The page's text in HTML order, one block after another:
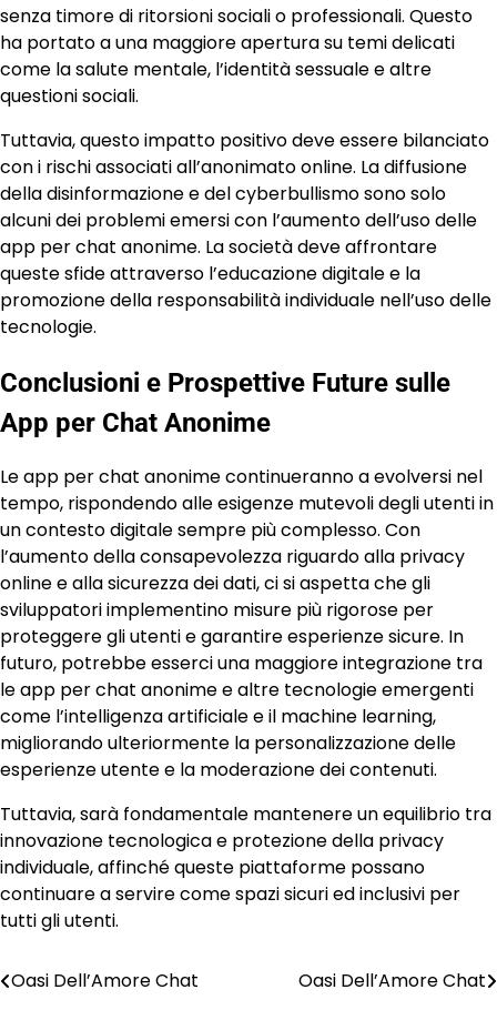
senza timore di ritorsioni sociali o professionali. Questo
ha portato a una maggiore apertura su temi delicati
come la salute mentale, l’identità sessuale e altre
questioni sociali.
Tuttavia, questo impatto positivo deve essere bilanciato
con i rischi associati all’anonimato online. La diffusione
della disinformazione e del cyberbullismo sono solo
alcuni dei problemi emersi con l’aumento dell’uso delle
app per chat anonime. La società deve affrontare
queste sfide attraverso l’educazione digitale e la
promozione della responsabilità individuale nell’uso delle
tecnologie.
Conclusioni e Prospettive Future sulle
App per Chat Anonime
Le app per chat anonime continueranno a evolversi nel
tempo, rispondendo alle esigenze mutevoli degli utenti in
un contesto digitale sempre più complesso. Con
l’aumento della consapevolezza riguardo alla privacy
online e alla sicurezza dei dati, ci si aspetta che gli
sviluppatori implementino misure più rigorose per
proteggere gli utenti e garantire esperienze sicure. In
futuro, potrebbe esserci una maggiore integrazione tra
le app per chat anonime e altre tecnologie emergenti
come l’intelligenza artificiale e il machine learning,
migliorando ulteriormente la personalizzazione delle
esperienze utente e la moderazione dei contenuti.
Tuttavia, sarà fondamentale mantenere un equilibrio tra
innovazione tecnologica e protezione della privacy
individuale, affinché queste piattaforme possano
continuare a servire come spazi sicuri ed inclusivi per
tutti gli utenti.
Post
Oasi Dell’Amore Chat Oasi Dell’Amore Chat